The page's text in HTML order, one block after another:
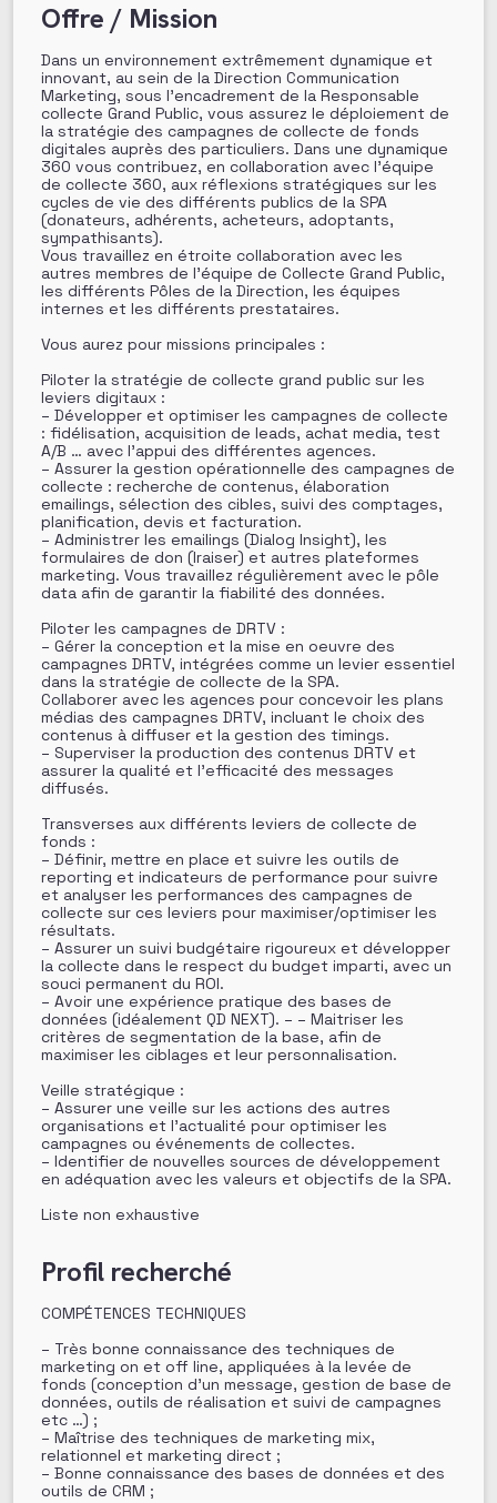
Offre / Mission
Dans un environnement extrêmement dynamique et
innovant, au sein de la Direction Communication
Marketing, sous l’encadrement de la Responsable
collecte Grand Public, vous assurez le déploiement de
la stratégie des campagnes de collecte de fonds
digitales auprès des particuliers. Dans une dynamique
360 vous contribuez, en collaboration avec l’équipe
de collecte 360, aux réflexions stratégiques sur les
cycles de vie des différents publics de la SPA
(donateurs, adhérents, acheteurs, adoptants,
sympathisants).
Vous travaillez en étroite collaboration avec les
autres membres de l’équipe de Collecte Grand Public,
les différents Pôles de la Direction, les équipes
internes et les différents prestataires.
Vous aurez pour missions principales :
Piloter la stratégie de collecte grand public sur les
leviers digitaux :
– Développer et optimiser les campagnes de collecte
: fidélisation, acquisition de leads, achat media, test
A/B … avec l’appui des différentes agences.
– Assurer la gestion opérationnelle des campagnes de
collecte : recherche de contenus, élaboration
emailings, sélection des cibles, suivi des comptages,
planification, devis et facturation.
– Administrer les emailings (Dialog Insight), les
formulaires de don (Iraiser) et autres plateformes
marketing. Vous travaillez régulièrement avec le pôle
data afin de garantir la fiabilité des données.
Piloter les campagnes de DRTV :
– Gérer la conception et la mise en oeuvre des
campagnes DRTV, intégrées comme un levier essentiel
dans la stratégie de collecte de la SPA.
Collaborer avec les agences pour concevoir les plans
médias des campagnes DRTV, incluant le choix des
contenus à diffuser et la gestion des timings.
– Superviser la production des contenus DRTV et
assurer la qualité et l’efficacité des messages
diffusés.
Transverses aux différents leviers de collecte de
fonds :
– Définir, mettre en place et suivre les outils de
reporting et indicateurs de performance pour suivre
et analyser les performances des campagnes de
collecte sur ces leviers pour maximiser/optimiser les
résultats.
– Assurer un suivi budgétaire rigoureux et développer
la collecte dans le respect du budget imparti, avec un
souci permanent du ROI.
– Avoir une expérience pratique des bases de
données (idéalement QD NEXT). – – Maitriser les
critères de segmentation de la base, afin de
maximiser les ciblages et leur personnalisation.
Veille stratégique :
– Assurer une veille sur les actions des autres
organisations et l’actualité pour optimiser les
campagnes ou événements de collectes.
– Identifier de nouvelles sources de développement
en adéquation avec les valeurs et objectifs de la SPA.
Liste non exhaustive
Profil recherché
COMPÉTENCES TECHNIQUES
– Très bonne connaissance des techniques de
marketing on et off line, appliquées à la levée de
fonds (conception d’un message, gestion de base de
données, outils de réalisation et suivi de campagnes
etc …) ;
– Maîtrise des techniques de marketing mix,
relationnel et marketing direct ;
– Bonne connaissance des bases de données et des
outils de CRM ;